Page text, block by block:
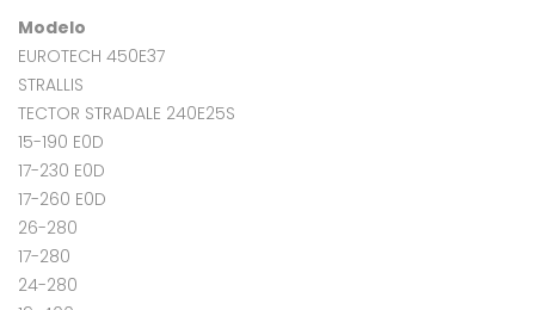
Modelo
EUROTECH 450E37
STRALLIS
TECTOR STRADALE 240E25S
15-190 E0D
17-230 E0D
17-260 E0D
26-280
17-280
24-280